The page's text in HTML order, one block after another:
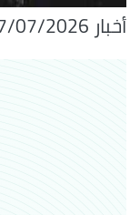
أخبار 27/07/2026